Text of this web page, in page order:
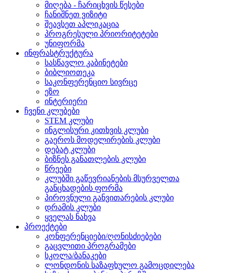
მიღება - ჩარიცხვის წესები
ჩანიშნეთ ვიზიტი
შეავსეთ აპლიკაცია
პროგრესული პრიორიტეტები
უნიფორმა
ინფრასტრუქტურა
სასწავლო კაბინეტები
ბიბლიოთეკა
საკონფერენციო სივრცე
ეზო
ინტერიერი
ჩვენი კლუბები
STEM კლუბი
ინგლისური კითხვის კლუბი
გაეროს მოდელირების კლუბი
დებატ კლუბი
ბიზნეს განათლების კლუბი
წრეები
კლუბში გაწევრიანების მსურველთა
განცხადების ფორმა
პიროვნული განვითარების კლუბი
დრამის კლუბი
ყველას ნახვა
პროექტები
კონფერენციები/ღონისძიებები
გაცვლითი პროგრამები
სკოლა/ბანაკები
ლონდონის საზაფხულო გამოცდილება